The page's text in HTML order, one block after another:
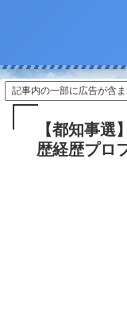
記事内の一部に広告が含ま
【都知事選
歴経歴プロ